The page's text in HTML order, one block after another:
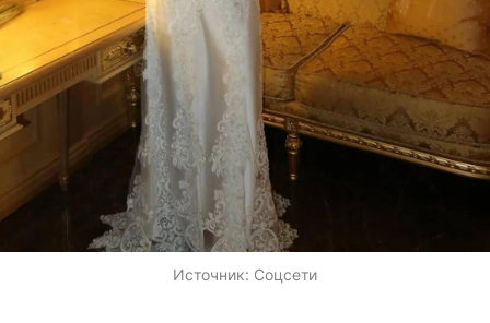
Источник: Соцсети